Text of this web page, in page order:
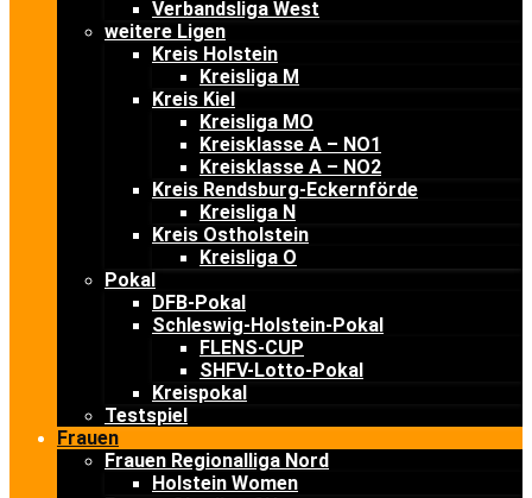
Verbandsliga West
weitere Ligen
Kreis Holstein
Kreisliga M
Kreis Kiel
Kreisliga MO
Kreisklasse A – NO1
Kreisklasse A – NO2
Kreis Rendsburg-Eckernförde
Kreisliga N
Kreis Ostholstein
Kreisliga O
Pokal
DFB-Pokal
Schleswig-Holstein-Pokal
FLENS-CUP
SHFV-Lotto-Pokal
Kreispokal
Testspiel
Frauen
Frauen Regionalliga Nord
Holstein Women